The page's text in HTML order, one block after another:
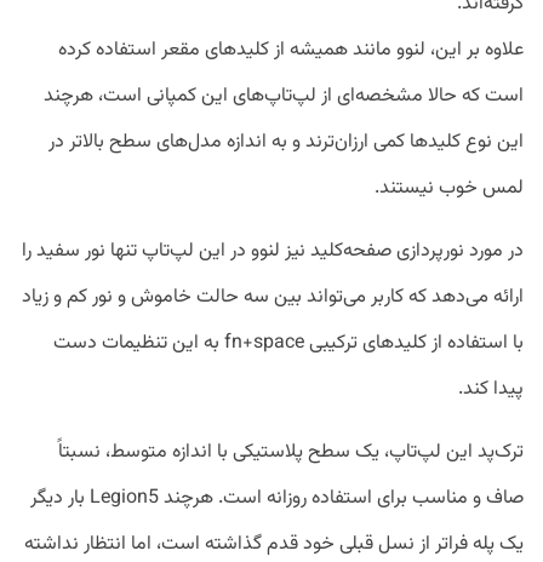
علاوه بر این، لنوو مانند همیشه از کلید‌های مقعر استفاده کرده
است که حالا مشخصه‌ای از لپ‌تاپ‌های این کمپانی است، هرچند
این نوع کلید‌ها کمی ارزان‌ترند و به اندازه مدل‌های سطح بالاتر در
لمس خوب نیستند.
در مورد نورپردازی صفحه‌کلید نیز لنوو در این لپ‌تاپ تنها نور سفید را
ارائه می‌دهد که کاربر می‌تواند بین سه حالت خاموش و نور کم و زیاد
با استفاده از کلید‌های ترکیبی fn+space به این تنظیمات دست
پیدا کند.
ترک‌پد این لپ‌تاپ، یک سطح پلاستیکی با اندازه متوسط، نسبتاً
صاف و مناسب برای استفاده روزانه است. هرچند Legion5 بار دیگر
یک پله فراتر از نسل قبلی خود قدم گذاشته است، اما انتظار نداشته